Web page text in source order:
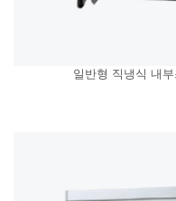
일반형 직냉식 내